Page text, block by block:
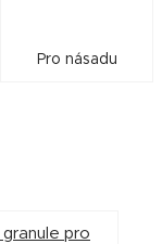
Pro násadu
pro